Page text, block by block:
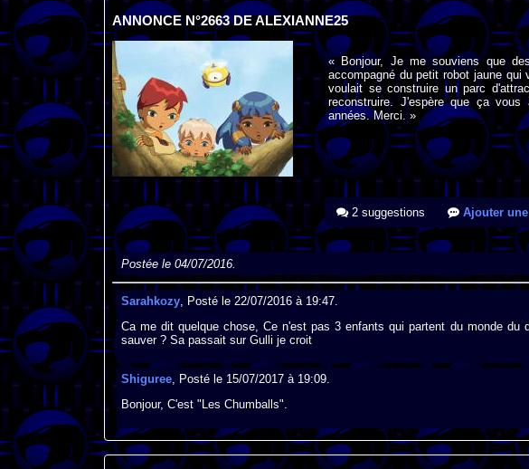
ANNONCE N°2663 DE ALEXIANNE25
« Bonjour, Je me souviens que
accompagné du petit robot jaune
voulait se construire un parc
reconstruire. J'espère que ça
années. Merci. »
2 suggestions Ajouter
Postée le 04/07/2016.
Sarahkozy, Posté le 22/07/2016 à 19:47.
Ca me dit quelque chose, Ce n'est pas 3 enfants qui partent du monde du
sauver ? Sa passait sur Gulli je croit
Shiguree, Posté le 15/07/2017 à 19:09.
Bonjour, C'est "Les Chumballs".